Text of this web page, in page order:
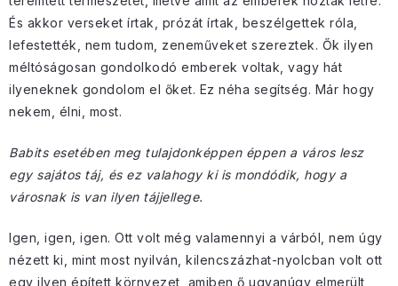
És akkor verseket írtak, prózát írtak, beszélgettek róla,
lefestették, nem tudom, zeneműveket szereztek. Ők ilyen
méltóságosan gondolkodó emberek voltak, vagy hát
ilyeneknek gondolom el őket. Ez néha segítség. Már hogy
nekem, élni, most.
Babits esetében meg tulajdonképpen éppen a város lesz
egy sajátos táj, és ez valahogy ki is mondódik, hogy a
városnak is van ilyen tájjellege.
Igen, igen, igen. Ott volt még valamennyi a várból, nem úgy
nézett ki, mint most nyilván, kilencszázhat-nyolcban volt ott
egy ilyen épített környezet, amiben ő ugyanúgy elmerült,